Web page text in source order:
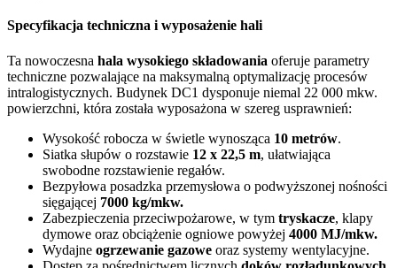
Specyfikacja techniczna i wyposażenie hali
Ta nowoczesna hala wysokiego składowania oferuje parametry
techniczne pozwalające na maksymalną optymalizację procesów
intralogistycznych. Budynek DC1 dysponuje niemal 22 000 mkw.
powierzchni, która została wyposażona w szereg usprawnień:
Wysokość robocza w świetle wynosząca 10 metrów.
Siatka słupów o rozstawie 12 x 22,5 m, ułatwiająca
swobodne rozstawienie regałów.
Bezpyłowa posadzka przemysłowa o podwyższonej nośności
sięgającej 7000 kg/mkw.
Zabezpieczenia przeciwpożarowe, w tym tryskacze, klapy
dymowe oraz obciążenie ogniowe powyżej 4000 MJ/mkw.
Wydajne ogrzewanie gazowe oraz systemy wentylacyjne.